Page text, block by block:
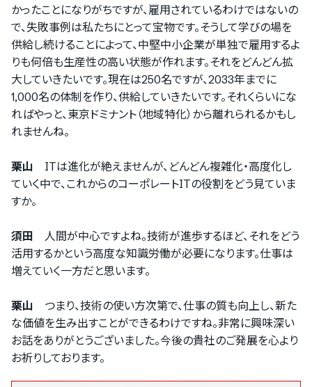
かったことになりがちですが、雇用されているわけではないの
で、失敗事例は私たちにとって宝物です。そうして学びの場を
供給し続けることによって、中堅中小企業が単独で雇用するよ
りも何倍も生産性の高い状態が作れます。それをどんどん拡
大していきたいです。現在は250名ですが、2033年までに
1,000名の体制を作り、供給していきたいです。それくらいにな
ればやっと、東京ドミナント（地域特化）から離れられるかもし
れませんね。
栗山 ITは進化が絶えませんが、どんどん複雑化・高度化し
ていく中で、これからのコーポレートITの役割をどう見ていま
すか。
須田 人間が中心ですよね。技術が進歩するほど、それをどう
活用するかという高度な知識労働が必要になります。仕事は
増えていく一方だと思います。
栗山 つまり、技術の使い方次第で、仕事の質も向上し、新た
な価値を生み出すことができるわけですね。非常に興味深い
お話をありがとうございました。今後の貴社のご発展を心より
お祈りしております。